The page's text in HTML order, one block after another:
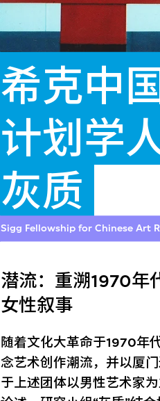
希克中
计划学
灰质
Sigg Fellowship for Chinese Art
潜流：重溯1970年
女性叙事
随着文化大革命于1970年
念艺术创作潮流，并以厦
于上述团体以男性艺术家